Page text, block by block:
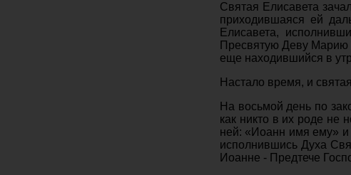
Святая Елисавета
приходившаяся ей
Елисавета,
Пресвятую Деву Марию
еще находившийся в
Настало время, и
На восьмой день по
как никто в их роде не
ней: «Иоанн имя ему» и
исполнившись Духа
Иоанне - Предтече